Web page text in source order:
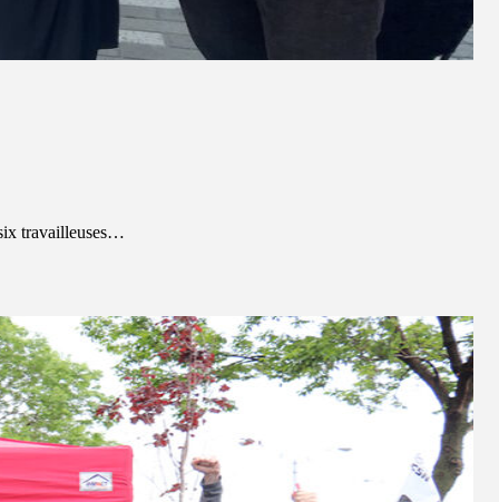
travailleuses…